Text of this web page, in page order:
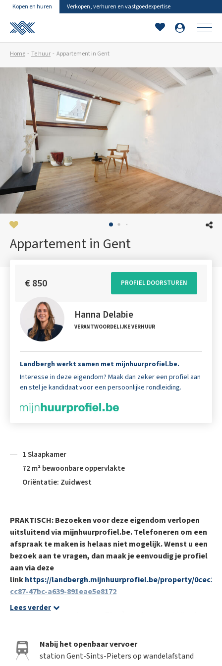
Kopen en huren Verkopen, verhuren en vastgoedexpertise
Home Te huur Appartement in Gent
Appartement in Gent
€ 850 PROFIEL DOORSTUREN
Hanna Delabie
VERANTWOORDELIJKE VERHUUR
Landbergh werkt samen met mijnhuurprofiel.be.
Interesse in deze eigendom? Maak dan zeker een profiel aan
en stel je kandidaat voor een persoonlijke rondleiding.
1 Slaapkamer
72 m² bewoonbare oppervlakte
Oriëntatie: Zuidwest
PRAKTISCH: Bezoeken voor deze eigendom verlopen
uitsluitend via mijnhuurprofiel.be. Telefoneren om een
afspraak te maken is helaas niet mogelijk. Wenst u een
bezoek aan te vragen, dan maak je eenvoudig je profiel
aan via deze
linkhttps://landbergh.mijnhuurprofiel.be/property/
cc87-47bc-a639-891eae5e8172
naar het historisch centrum van Gent. Het appartement is
vlot bereikbaar dankzij de nabijheid van de R40 richting
autostrade (E40/E17). Verder is er een uitgebreid aanbod
Lees verder
Nabij het openbaar vervoer
station Gent-Sints-Pieters op wandelafstand